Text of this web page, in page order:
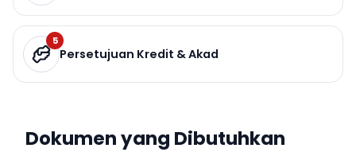
5
Persetujuan Kredit & Akad
Dokumen yang Dibutuhkan